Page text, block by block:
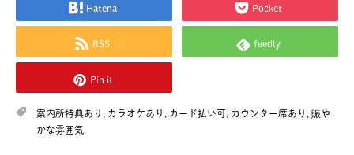
Hatena Pocket
RSS feedly
Pin it
案内所特典あり カラオケあり カード払い可 カウンター席あり
賑や
かな雰囲気